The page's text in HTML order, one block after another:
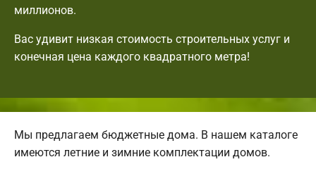
миллионов.
Вас удивит низкая стоимость строительных услуг и
конечная цена каждого квадратного метра!
Мы предлагаем бюджетные дома. В нашем каталоге
имеются летние и зимние комплектации домов.